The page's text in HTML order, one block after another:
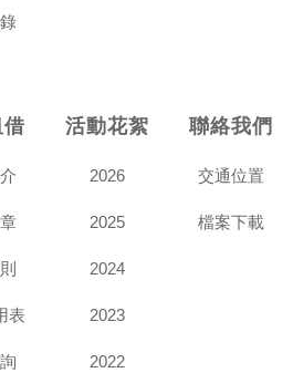
表
活動花絮
2026
2025
2024
2023
2022
聯絡我們
交通位置
檔案下載